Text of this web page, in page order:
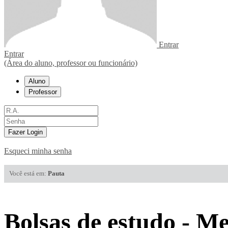
Entrar
Entrar
(Área do aluno, professor ou funcionário)
Aluno
Professor
Fazer Login
Esqueci minha senha
Você está em: Pauta
Bolsas de estudo -